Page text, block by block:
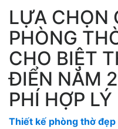
LỰA CHỌN
PHÒNG
CHO BIỆT
ĐIỂN NĂM
PHÍ HỢP LÝ
Thiết kế phòng thờ đẹp